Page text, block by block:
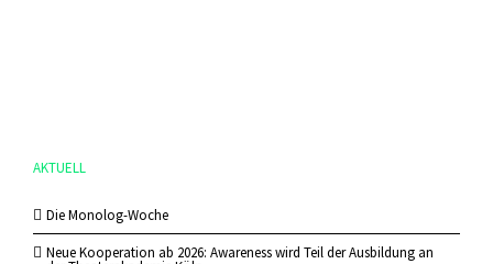
AKTUELL
Die Monolog-Woche
Neue Kooperation ab 2026: Awareness wird Teil der Ausbildung an